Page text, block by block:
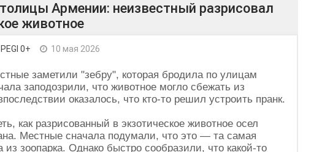
Армении: неизвестный разрисовал
животное
PEGI 0+ 10 мая 2026
заметили "зебру", которая бродила по улицам
заподозрили, что животное могло сбежать из
оказалось, что кто-то решил устроить пранк.
как разрисованный в экзотическое животное осел
Местные сначала подумали, что это — та самая
из зоопарка. Однако быстро сообразили, что какой-то